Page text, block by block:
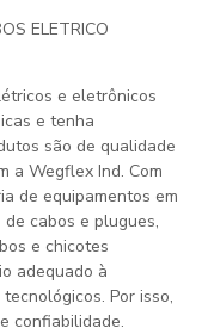
ELETRICO
e eletrônicos
e tenha
são de qualidade
a Wegflex Ind. Com
de equipamentos em
cabos e plugues,
e chicotes
adequado à
Por isso,
confiabilidade.